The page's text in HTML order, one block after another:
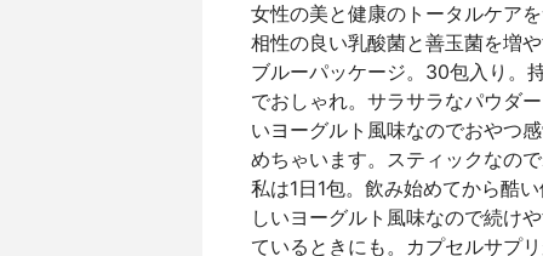
女性の美と健康のトータルケア
相性の良い乳酸菌と善玉菌を増
ブルーパッケージ。30包入り。
でおしゃれ。サラサラなパウダ
いヨーグルト風味なのでおやつ
めちゃいます。スティックなの
私は1日1包。飲み始めてから酷
しいヨーグルト風味なので続け
ているときにも。カプセルサプ